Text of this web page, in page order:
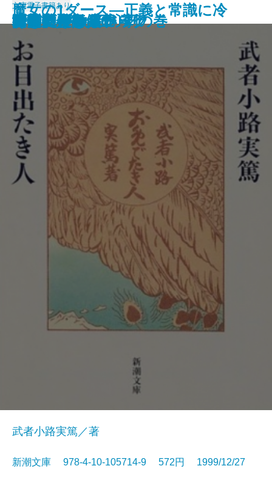
赤光
夫婦の一日
アントニオ猪木自伝
ノーザンライツ
海峡の光
凍える牙
疫病神
断崖、その冬の
一億円もらったら
魔女の1ダース―正義と常識に冷
や水を浴びせる13章―
文庫電子書籍あり
お目出たき人
武者小路実篤／著
新潮文庫 978-4-10-105714-9 572円 1999/12/27
行きつけの店
みだれ髪
堀部安兵衛〔上〕
堀部安兵衛〔下〕
陋巷に在り〔6〕劇の巻
あなたが欲しい
アニマル・ロジック
白洲正子自伝
黄落